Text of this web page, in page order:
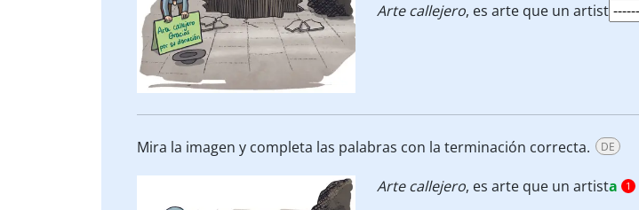
Arte callejero, es arte que un artist
Mira la imagen y completa las palabras con la terminación correcta. DE
Arte callejero, es arte que un artista 1